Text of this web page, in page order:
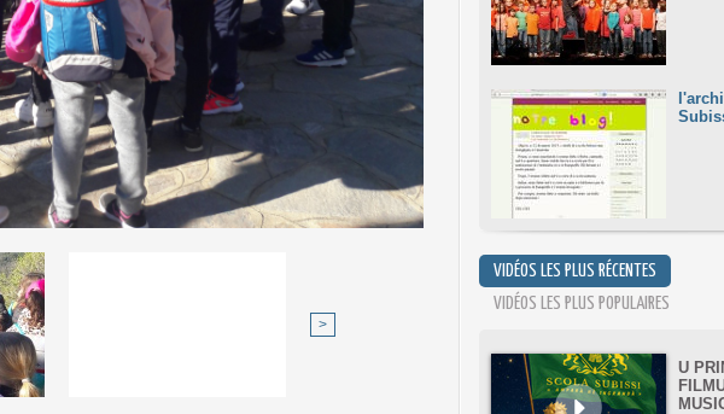
>
VIDÉOS LES PLUS RÉCENTES
VIDÉOS LES PLUS POPULAIRES
U